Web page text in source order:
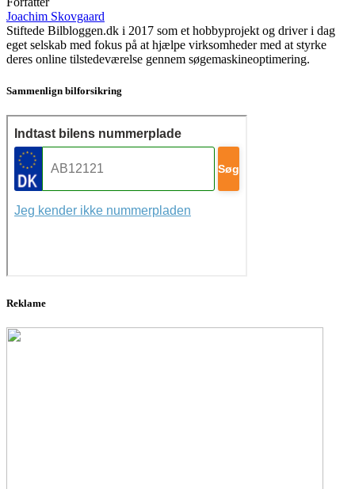
Joachim Skovgaard
Stiftede Bilbloggen.dk i 2017 som et hobbyprojekt og driver i dag
eget selskab med fokus på at hjælpe virksomheder med at styrke
deres online tilstedeværelse gennem søgemaskineoptimering.
Sammenlign bilforsikring
Reklame